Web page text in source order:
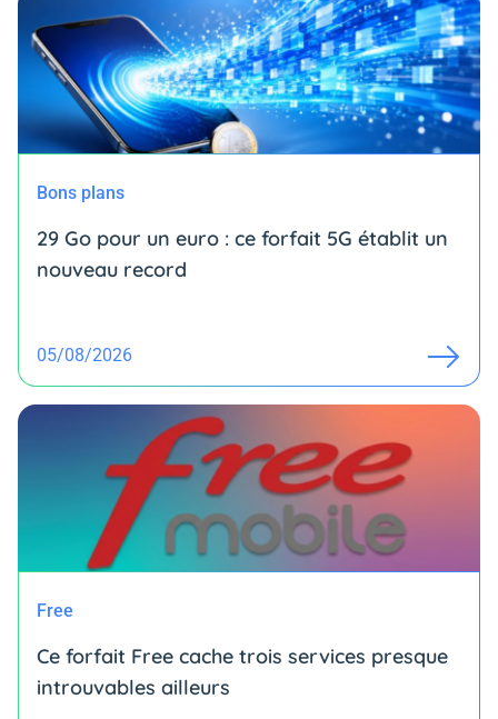
Bons plans
29 Go pour un euro : ce forfait 5G établit un
nouveau record
05/08/2026
Free
Ce forfait Free cache trois services presque
introuvables ailleurs